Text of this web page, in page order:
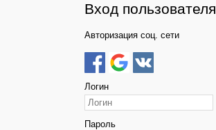
Вход пользователя
Авторизация соц. сети
Логин
Пароль